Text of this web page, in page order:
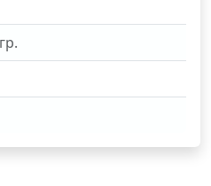
гр.